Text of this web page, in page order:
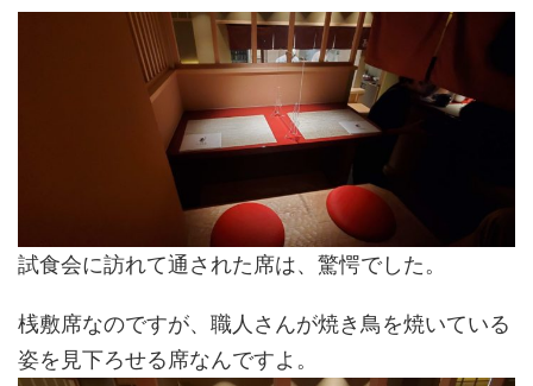
試食会に訪れて通された席は、驚愕でした。
桟敷席なのですが、職人さんが焼き鳥を焼いている
姿を見下ろせる席なんですよ。